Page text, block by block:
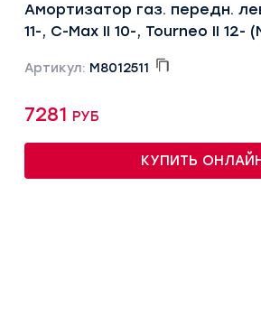
Амортизатор газ. передн.
11-, C-Max II 10-, Tourneo II 12-
Артикул: M8012511
7281 руб
КУПИТЬ